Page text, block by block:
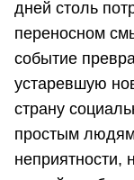
дней столь
переносном
событие
устаревшую
страну
простым
неприятности,